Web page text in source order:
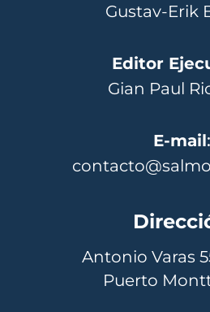
Gustav-Erik
Editor
Gian Paul
E-mail:
Antonio Varas
Puerto